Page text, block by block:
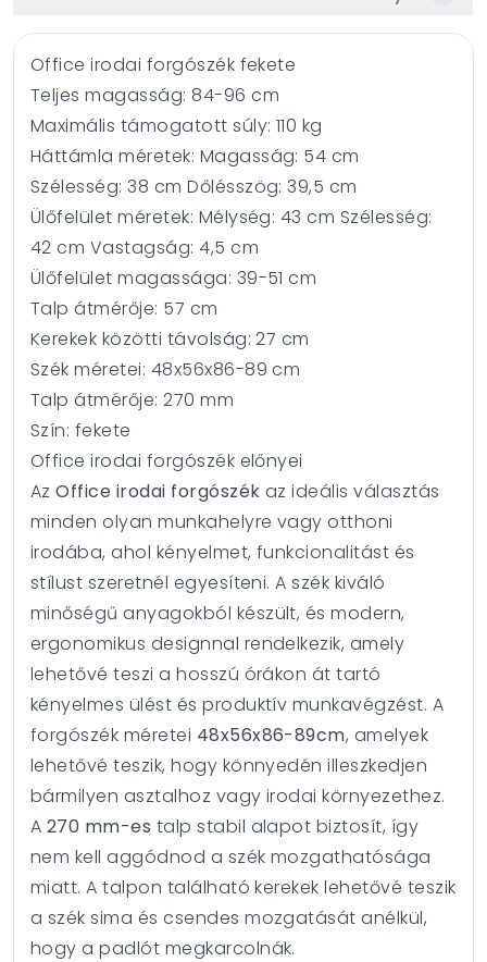
Office irodai forgószék fekete
Teljes magasság: 84-96 cm
Maximális támogatott súly: 110 kg
Háttámla méretek: Magasság: 54 cm
Szélesség: 38 cm Dőlésszög: 39,5 cm
Ülőfelület méretek: Mélység: 43 cm Szélesség:
42 cm Vastagság: 4,5 cm
Ülőfelület magassága: 39-51 cm
Talp átmérője: 57 cm
Kerekek közötti távolság: 27 cm
Szék méretei: 48x56x86-89 cm
Talp átmérője: 270 mm
Szín: fekete
Office irodai forgószék előnyei
AzOffice irodai forgószék az ideális választás
minden olyan munkahelyre vagy otthoni
irodába, ahol kényelmet, funkcionalitást és
stílust szeretnél egyesíteni. A szék kiváló
minőségű anyagokból készült, és modern,
ergonomikus designnal rendelkezik, amely
lehetővé teszi a hosszú órákon át tartó
kényelmes ülést és produktív munkavégzést. A
forgószék méretei 48x56x86-89cm, amelyek
lehetővé teszik, hogy könnyedén illeszkedjen
bármilyen asztalhoz vagy irodai környezethez.
A 270 mm-es talp stabil alapot biztosít, így
nem kell aggódnod a szék mozgathatósága
miatt. A talpon található kerekek lehetővé teszik
a szék sima és csendes mozgatását anélkül,
hogy a padlót megkarcolnák.